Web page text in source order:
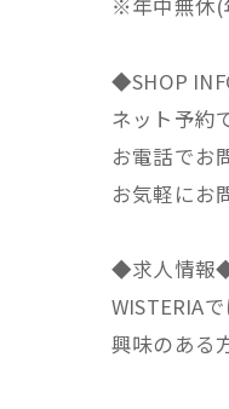
※年中無休(
◆SHOP
ネット予約
お電話でお
お気軽にお
◆求人情報
WISTERIA
興味のある